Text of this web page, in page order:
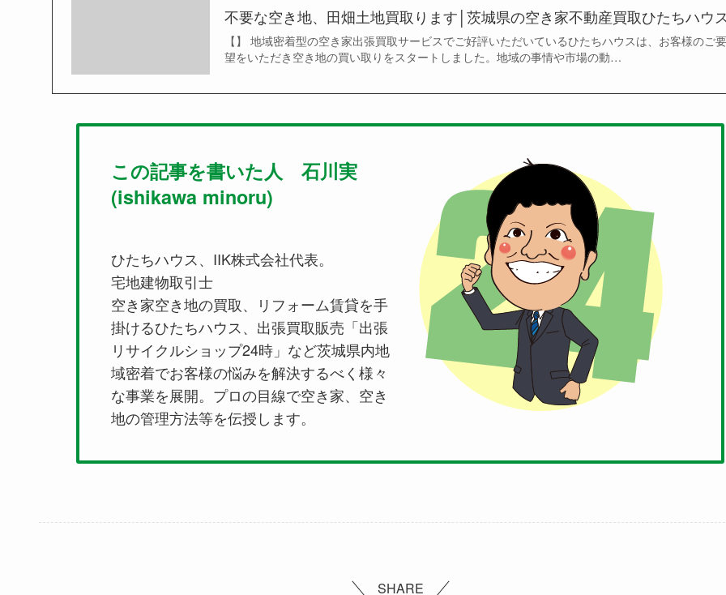
不要な空き地、田畑土地買取ります│茨城県の空き家不動産買取ひたちハウス
【】 地域密着型の空き家出張買取サービスでご好評いただいているひたちハウスは、お客様のご要
望をいただき空き地の買い取りをスタートしました。地域の事情や市場の動…
この記事を書いた人 石川実
(ishikawa minoru)
ひたちハウス、IIK株式会社代表。
宅地建物取引士
空き家空き地の買取、リフォーム賃貸を手
掛けるひたちハウス、出張買取販売「出張
リサイクルショップ24時」など茨城県内地
域密着でお客様の悩みを解決するべく様々
な事業を展開。プロの目線で空き家、空き
地の管理方法等を伝授します。
SHARE